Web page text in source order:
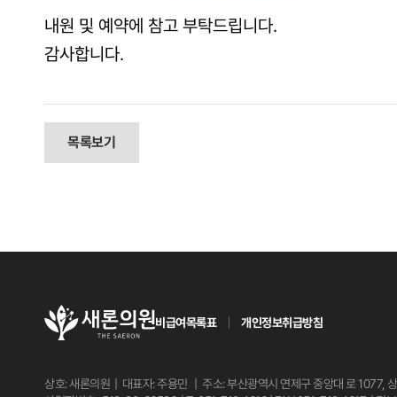
내원 및 예약에 참고 부탁드립니다.
감사합니다.
목록보기
비급여목록표 개인정보취급방침
상호: 새론의원 | 대표자: 주용민 | 주소: 부산광역시 연제구 중앙대 로 1077,